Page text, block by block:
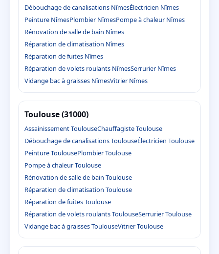
Débouchage de canalisations NîmesÉlectricien Nîmes
Peinture NîmesPlombier NîmesPompe à chaleur Nîmes
Rénovation de salle de bain Nîmes
Réparation de climatisation Nîmes
Réparation de fuites Nîmes
Réparation de volets roulants NîmesSerrurier Nîmes
Vidange bac à graisses NîmesVitrier Nîmes
Toulouse (31000)
Assainissement ToulouseChauffagiste Toulouse
Débouchage de canalisations ToulouseÉlectricien Toulouse
Peinture ToulousePlombier Toulouse
Pompe à chaleur Toulouse
Rénovation de salle de bain Toulouse
Réparation de climatisation Toulouse
Réparation de fuites Toulouse
Réparation de volets roulants ToulouseSerrurier Toulouse
Vidange bac à graisses ToulouseVitrier Toulouse